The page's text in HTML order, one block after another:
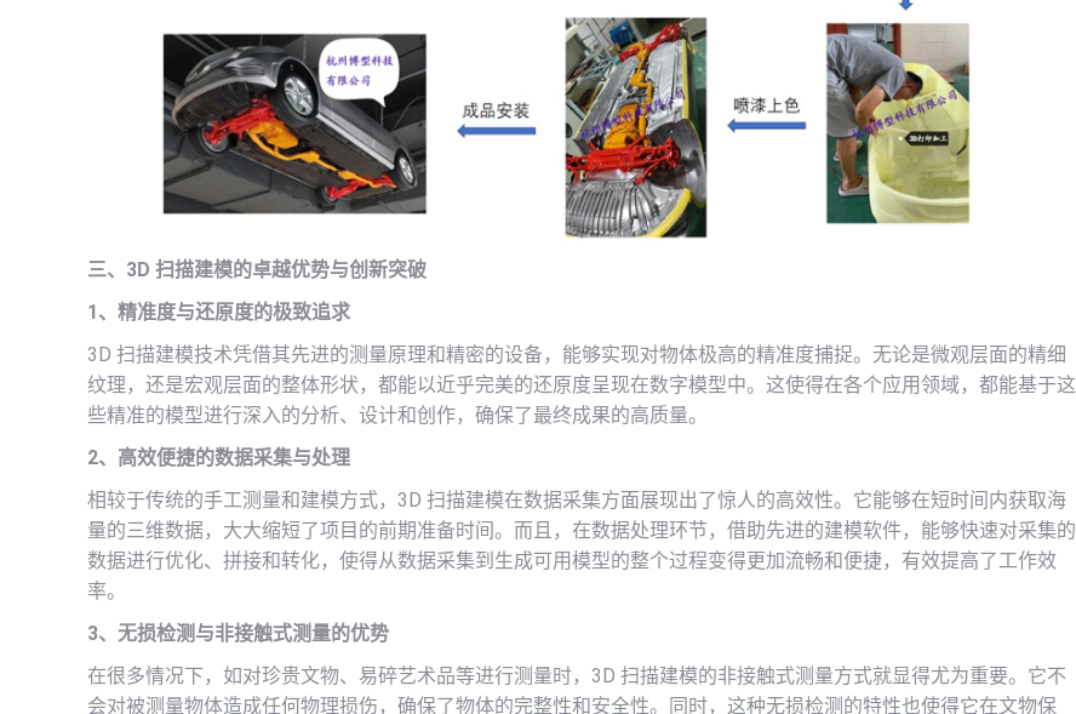
三、3D 扫描建模的卓越优势与创新突破
1、精准度与还原度的极致追求
3D 扫描建模技术凭借其先进的测量原理和精密的设备，能够实现对物体极高的精准度捕捉。无论是微观层面的精细
纹理，还是宏观层面的整体形状，都能以近乎完美的还原度呈现在数字模型中。这使得在各个应用领域，都能基于这
些精准的模型进行深入的分析、设计和创作，确保了最终成果的高质量。
2、高效便捷的数据采集与处理
相较于传统的手工测量和建模方式，3D 扫描建模在数据采集方面展现出了惊人的高效性。它能够在短时间内获取海
量的三维数据，大大缩短了项目的前期准备时间。而且，在数据处理环节，借助先进的建模软件，能够快速对采集的
数据进行优化、拼接和转化，使得从数据采集到生成可用模型的整个过程变得更加流畅和便捷，有效提高了工作效
率。
3、无损检测与非接触式测量的优势
在很多情况下，如对珍贵文物、易碎艺术品等进行测量时，3D 扫描建模的非接触式测量方式就显得尤为重要。它不
会对被测量物体造成任何物理损伤，确保了物体的完整性和安全性。同时，这种无损检测的特性也使得它在文物保